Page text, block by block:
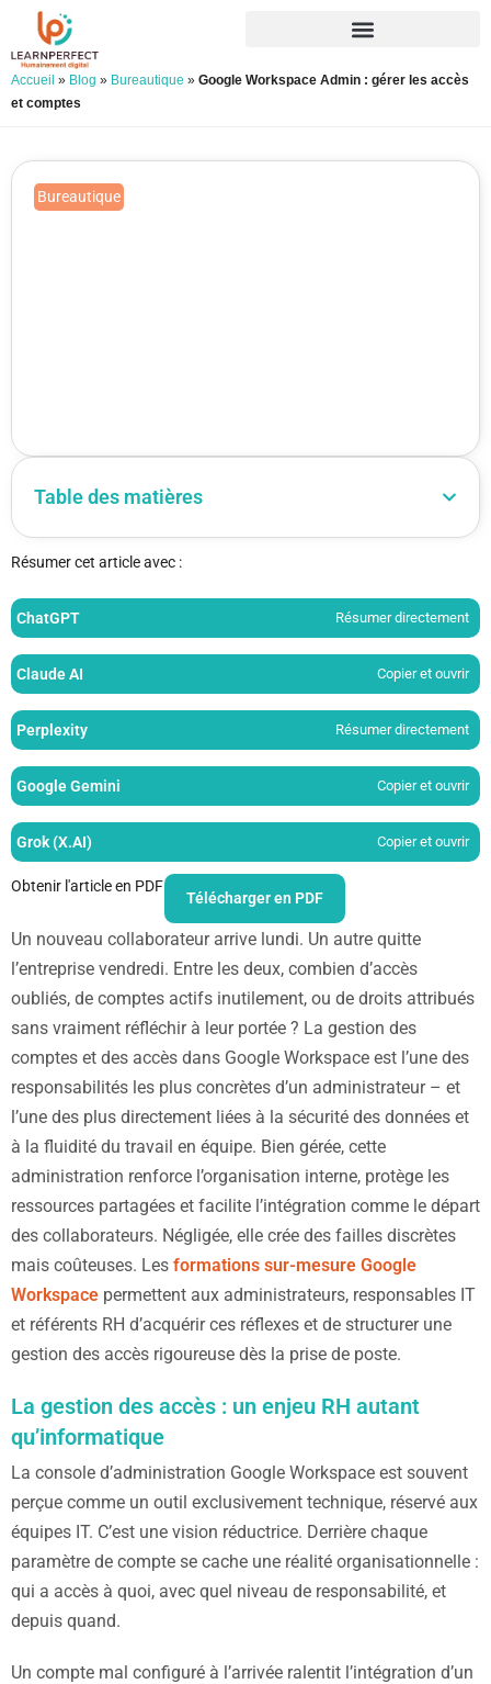
Accueil » Blog » Bureautique » Google Workspace Admin : gérer les accès
et comptes
Bureautique
Table des matières
Résumer cet article avec :
ChatGPT Résumer directement
Claude AI Copier et ouvrir
Perplexity Résumer directement
Google Gemini Copier et ouvrir
Grok (X.AI) Copier et ouvrir
Obtenir l'article en PDF
Télécharger en PDF
Un nouveau collaborateur arrive lundi. Un autre quitte
l’entreprise vendredi. Entre les deux, combien d’accès
oubliés, de comptes actifs inutilement, ou de droits attribués
sans vraiment réfléchir à leur portée ? La gestion des
comptes et des accès dans Google Workspace est l’une des
responsabilités les plus concrètes d’un administrateur – et
l’une des plus directement liées à la sécurité des données et
à la fluidité du travail en équipe. Bien gérée, cette
administration renforce l’organisation interne, protège les
ressources partagées et facilite l’intégration comme le départ
des collaborateurs. Négligée, elle crée des failles discrètes
mais coûteuses. Les formations sur-mesure Google
Workspace permettent aux administrateurs, responsables IT
et référents RH d’acquérir ces réflexes et de structurer une
gestion des accès rigoureuse dès la prise de poste.
La gestion des accès : un enjeu RH autant
qu’informatique
La console d’administration Google Workspace est souvent
perçue comme un outil exclusivement technique, réservé aux
équipes IT. C’est une vision réductrice. Derrière chaque
paramètre de compte se cache une réalité organisationnelle :
qui a accès à quoi, avec quel niveau de responsabilité, et
depuis quand.
Un compte mal configuré à l’arrivée ralentit l’intégration d’un